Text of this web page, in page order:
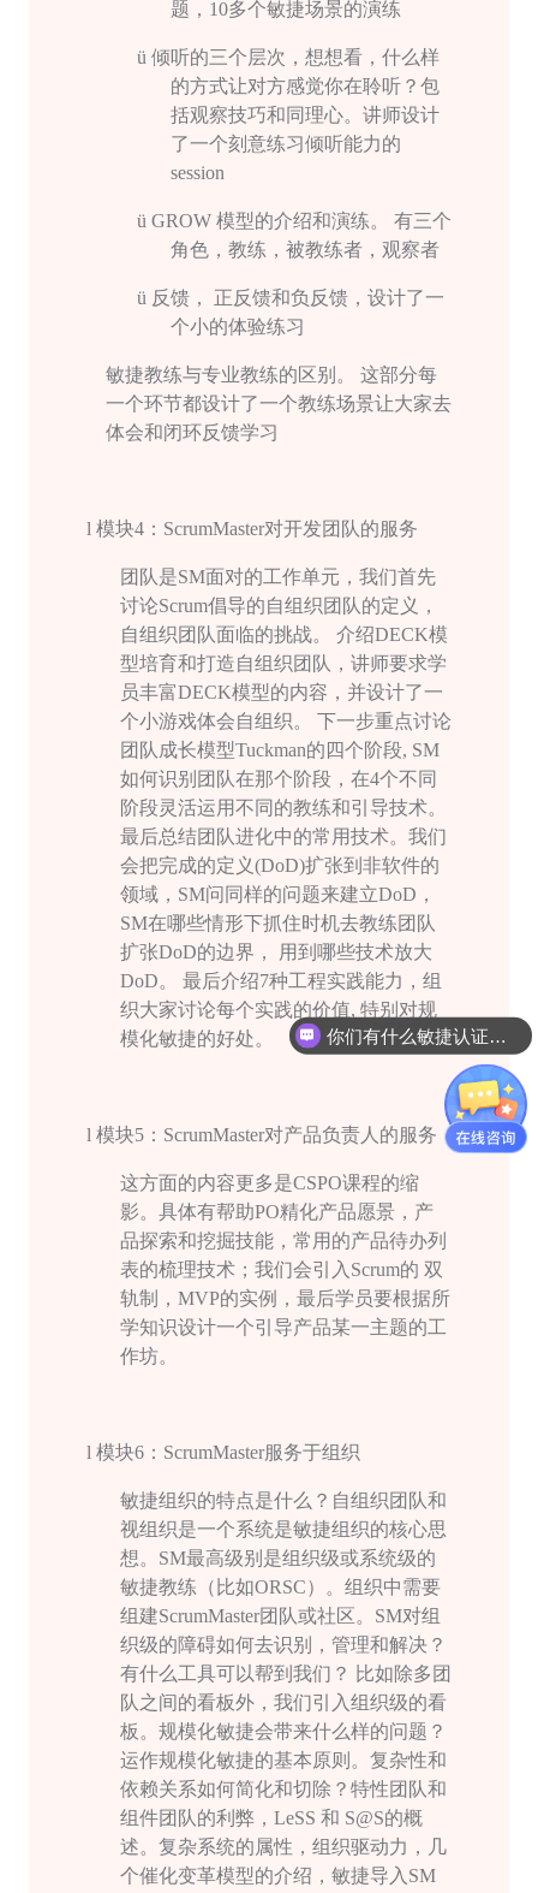
题， 10多个敏捷场景的演练
ü 倾听的三个层次，想想看，什么样
的方式让对方感觉你在聆听？包
括观察技巧和同理心。讲师设计
了一个刻意练习倾听能力的
session
ü GROW 模型的介绍和演练。 有三个
角色，教练，被教练者，观察者
ü 反馈， 正反馈和负反馈，设计了一
个小的体验练习
敏捷教练与专业教练的区别。 这部分每
一个环节都设计了一个教练场景让大家去
体会和闭环反馈学习
l 模块4 ： ScrumMaster对开发团队的服务
团队是SM面对的工作单元，我们首先
讨论Scrum倡导的自组织团队的定义，
自组织团队面临的挑战。 介绍DECK模
型培育和打造自组织团队，讲师要求学
员丰富DECK模型的内容，并设计了一
个小游戏体会自组织。 下一步重点讨论
团队成长模型Tuckman的四个阶段, SM
如何识别团队在那个阶段，在4个不同
阶段灵活运用不同的教练和引导技术。
最后总结团队进化中的常⽤技术。我们
会把完成的定义(DoD)扩张到非软件的
领域， SM问同样的问题来建立DoD ，
SM在哪些情形下抓住时机去教练团队
扩张DoD的边界， 用到哪些技术放大
DoD。 最后介绍7种工程实践能力，组
织大家讨论每个实践的价值, 特别对规
模化敏捷的好处。
l 模块5 ： ScrumMaster对产品负责人的服务
这方面的内容更多是CSPO课程的缩
影。具体有帮助PO精化产品愿景，产
品探索和挖掘技能，常用的产品待办列
表的梳理技术；我们会引入 Scrum的 双
轨制， MVP的实例，最后学员要根据所
学知识设计一个引导产品某一主题的工
作坊。
l 模块6 ： ScrumMaster服务于组织
敏捷组织的特点是什么？自组织团队和
视组织是一个系统是敏捷组织的核心思
想。 SM最高级别是组织级或系统级的
敏捷教练（比如ORSC）。组织中需要
组建ScrumMaster团队或社区。 SM对组
织级的障碍如何去识别，管理和解决？
有什么工具可以帮到我们？ 比如除多团
队之间的看板外，我们引入组织级的看
板。规模化敏捷会带来什么样的问题？
运作规模化敏捷的基本原则。复杂性和
依赖关系如何简化和切除？特性团队和
组件团队的利弊， LeSS 和 S@S的概
述。复杂系统的属性，组织驱动⼒，几
个催化变革模型的介绍，敏捷导入 SM